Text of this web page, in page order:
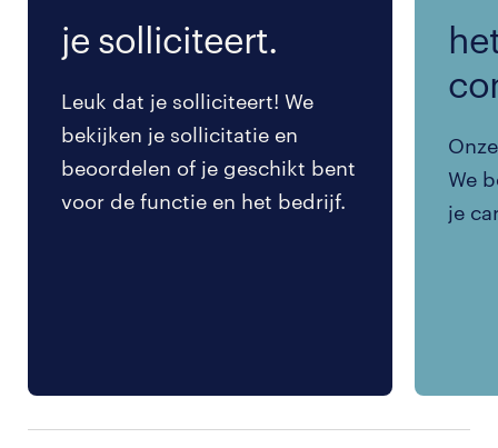
je solliciteert.
Leuk dat je solliciteert! We
bekijken je sollicitatie en
beoordelen of je geschikt bent
voor de functie en het bedrijf.
We
je